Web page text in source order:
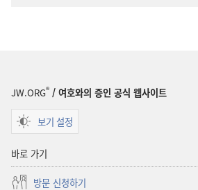
JW.ORG® / 여호와의 증인 공식 웹사이트
보기 설정
바로 가기
방문 신청하기